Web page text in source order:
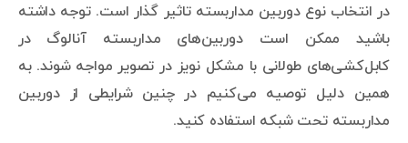
در انتخاب نوع دوربین مداربسته تاثیر گذار است. توجه داشته
باشید ممکن است دوربین‌های مداربسته آنالوگ در
کابل‌کشی‌های طولانی با مشکل نویز در تصویر مواجه شوند. به
همین دلیل توصیه می‌کنیم در چنین شرایطی از دوربین
مداربسته تحت شبکه استفاده کنید.